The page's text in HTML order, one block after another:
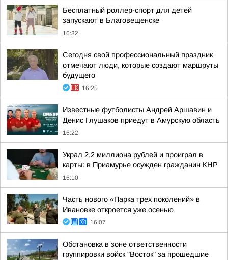
Бесплатный роллер-спорт для детей
запускают в Благовещенске
16:32
Сегодня свой профессиональный праздник
отмечают люди, которые создают маршруты
будущего
16:25
Известные футболисты Андрей Аршавин и
Денис Глушаков приедут в Амурскую область
16:22
Украл 2,2 миллиона рублей и проиграл в
карты: в Приамурье осужден гражданин КНР
16:10
Часть нового «Парка трех поколений» в
Ивановке откроется уже осенью
16:07
Обстановка в зоне ответственности
группировки войск "Восток" за прошедшие